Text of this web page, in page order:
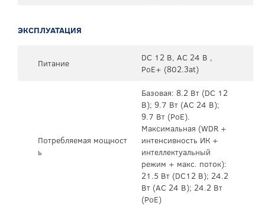
ЭКСПЛУАТАЦИЯ
Питание
DC 12 В, AC 24 В ,
PoE+ (802.3at)
Потребляемая мощност
ь
Базовая: 8.2 Вт (DC 12
В); 9.7 Вт (AC 24 В);
9.7 Вт (PoE).
Максимальная (WDR +
интенсивность ИК +
интеллектуальный
режим + макс. поток):
21.5 Вт (DC12 В); 24.2
Вт (AC 24 В); 24.2 Вт
(PoE)